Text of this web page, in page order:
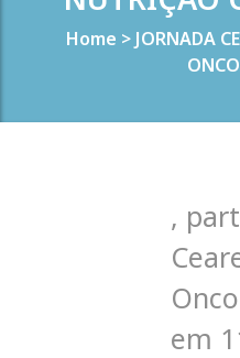
Home > JORNADA
,
em